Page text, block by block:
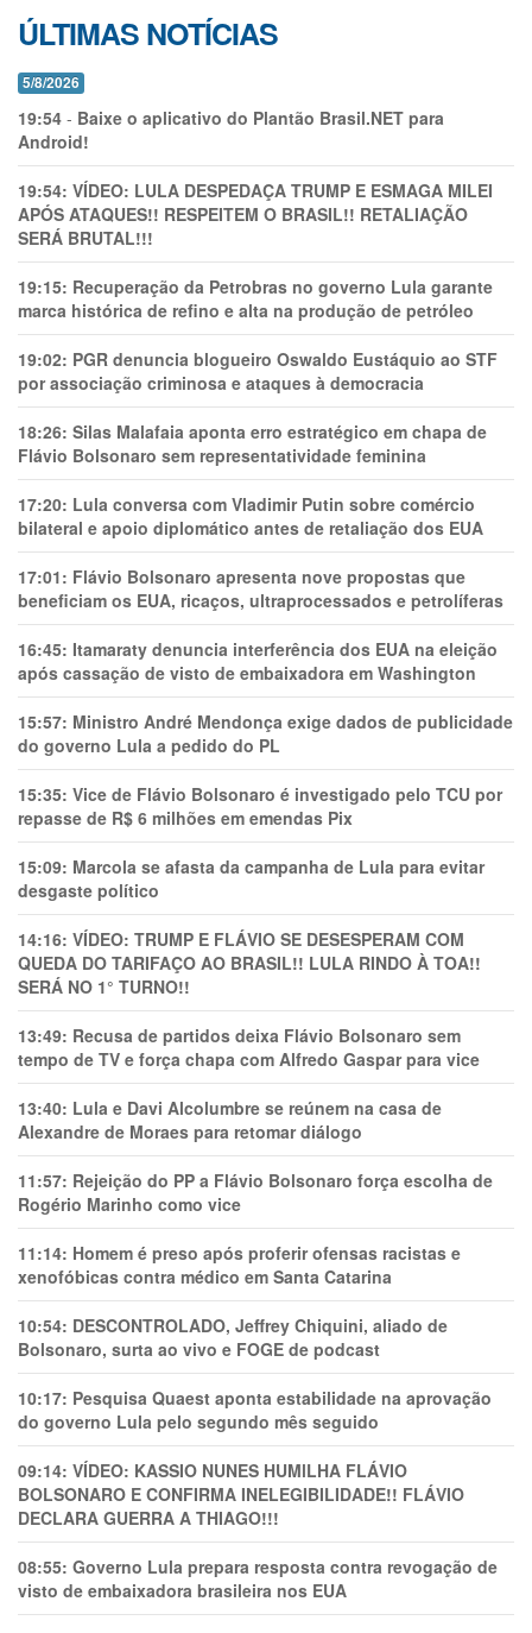
ÚLTIMAS NOTÍCIAS
5/8/2026
19:54 - Baixe o aplicativo do Plantão Brasil.NET para
Android!
19:54: VÍDEO: LULA DESPEDAÇA TRUMP E ESMAGA MILEI
APÓS ATAQUES!! RESPEITEM O BRASIL!! RETALIAÇÃO
SERÁ BRUTAL!!!
19:15: Recuperação da Petrobras no governo Lula garante
marca histórica de refino e alta na produção de petróleo
19:02: PGR denuncia blogueiro Oswaldo Eustáquio ao STF
por associação criminosa e ataques à democracia
18:26: Silas Malafaia aponta erro estratégico em chapa de
Flávio Bolsonaro sem representatividade feminina
17:20: Lula conversa com Vladimir Putin sobre comércio
bilateral e apoio diplomático antes de retaliação dos EUA
17:01: Flávio Bolsonaro apresenta nove propostas que
beneficiam os EUA, ricaços, ultraprocessados e petrolíferas
16:45: Itamaraty denuncia interferência dos EUA na eleição
após cassação de visto de embaixadora em Washington
15:57: Ministro André Mendonça exige dados de publicidade
do governo Lula a pedido do PL
15:35: Vice de Flávio Bolsonaro é investigado pelo TCU por
repasse de R$ 6 milhões em emendas Pix
15:09: Marcola se afasta da campanha de Lula para evitar
desgaste político
14:16: VÍDEO: TRUMP E FLÁVIO SE DESESPERAM COM
QUEDA DO TARIFAÇO AO BRASIL!! LULA RINDO À TOA!!
SERÁ NO 1° TURNO!!
13:49: Recusa de partidos deixa Flávio Bolsonaro sem
tempo de TV e força chapa com Alfredo Gaspar para vice
13:40: Lula e Davi Alcolumbre se reúnem na casa de
Alexandre de Moraes para retomar diálogo
11:57: Rejeição do PP a Flávio Bolsonaro força escolha de
Rogério Marinho como vice
11:14: Homem é preso após proferir ofensas racistas e
xenofóbicas contra médico em Santa Catarina
10:54: DESCONTROLADO, Jeffrey Chiquini, aliado de
Bolsonaro, surta ao vivo e FOGE de podcast
10:17: Pesquisa Quaest aponta estabilidade na aprovação
do governo Lula pelo segundo mês seguido
09:14: VÍDEO: KASSIO NUNES HUMlLHA FLÁVIO
BOLSONARO E CONFIRMA INELEGIBILIDADE!! FLÁVIO
DECLARA GUERRA A THIAGO!!!
08:55: Governo Lula prepara resposta contra revogação de
visto de embaixadora brasileira nos EUA